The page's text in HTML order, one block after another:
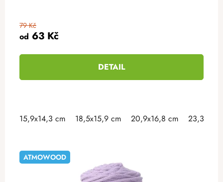
od 63 Kč
79 Kč
DETAIL
15,9x14,3 cm 18,5x15,9 cm 20,9x16,8 cm 23,3x18
ATMOWOOD